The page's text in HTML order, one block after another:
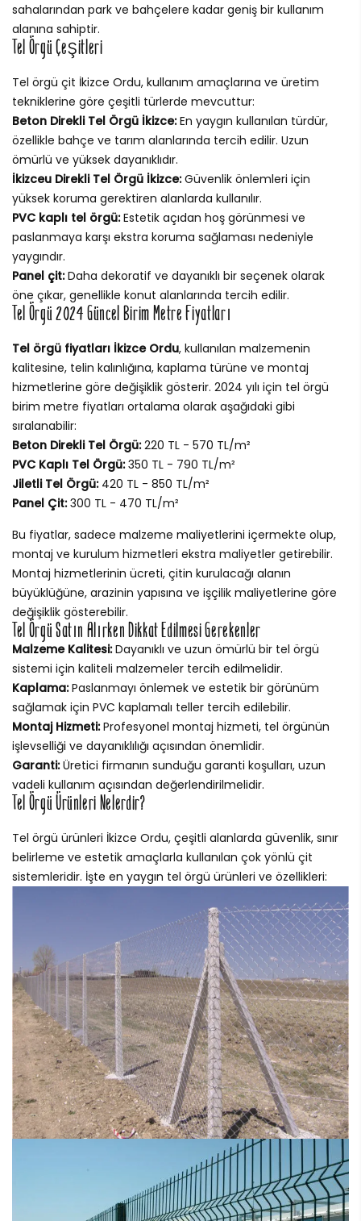
sahalarından park ve bahçelere kadar geniş bir kullanım
alanına sahiptir.
Tel Örgü Çeşitleri
Tel örgü çit İkizce Ordu, kullanım amaçlarına ve üretim
tekniklerine göre çeşitli türlerde mevcuttur:
Beton Direkli Tel Örgü İkizce:En yaygın kullanılan türdür,
özellikle bahçe ve tarım alanlarında tercih edilir. Uzun
ömürlü ve yüksek dayanıklıdır.
İkizceu Direkli Tel Örgü İkizce:Güvenlik önlemleri için
yüksek koruma gerektiren alanlarda kullanılır.
PVC kaplı tel örgü:Estetik açıdan hoş görünmesi ve
paslanmaya karşı ekstra koruma sağlaması nedeniyle
yaygındır.
Panel çit:Daha dekoratif ve dayanıklı bir seçenek olarak
öne çıkar, genellikle konut alanlarında tercih edilir.
Tel Örgü 2024 Güncel Birim Metre Fiyatları
Tel örgü fiyatları İkizce Ordu, kullanılan malzemenin
kalitesine, telin kalınlığına, kaplama türüne ve montaj
hizmetlerine göre değişiklik gösterir. 2024 yılı için tel örgü
birim metre fiyatları ortalama olarak aşağıdaki gibi
sıralanabilir:
Beton Direkli Tel Örgü:220 TL - 570 TL/m²
PVC Kaplı Tel Örgü:350 TL - 790 TL/m²
Jiletli Tel Örgü:420 TL - 850 TL/m²
Panel Çit:300 TL - 470 TL/m²
Bu fiyatlar, sadece malzeme maliyetlerini içermekte olup,
montaj ve kurulum hizmetleri ekstra maliyetler getirebilir.
Montaj hizmetlerinin ücreti, çitin kurulacağı alanın
büyüklüğüne, arazinin yapısına ve işçilik maliyetlerine göre
değişiklik gösterebilir.
Tel Örgü Satın Alırken Dikkat Edilmesi Gerekenler
Malzeme Kalitesi:Dayanıklı ve uzun ömürlü bir tel örgü
sistemi için kaliteli malzemeler tercih edilmelidir.
Kaplama:Paslanmayı önlemek ve estetik bir görünüm
sağlamak için PVC kaplamalı teller tercih edilebilir.
Montaj Hizmeti:Profesyonel montaj hizmeti, tel örgünün
işlevselliği ve dayanıklılığı açısından önemlidir.
Garanti:Üretici firmanın sunduğu garanti koşulları, uzun
vadeli kullanım açısından değerlendirilmelidir.
Tel Örgü Ürünleri Nelerdir?
Tel örgü ürünleri İkizce Ordu, çeşitli alanlarda güvenlik, sınır
belirleme ve estetik amaçlarla kullanılan çok yönlü çit
sistemleridir. İşte en yaygın tel örgü ürünleri ve özellikleri: